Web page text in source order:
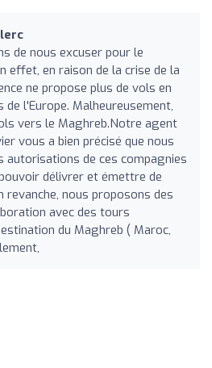
de nous excuser pour le
effet, en raison de la crise de la
ne propose plus de vols en
de l'Europe. Malheureusement,
vers le Maghreb.Notre agent
vous a bien précisé que nous
autorisations de ces compagnies
délivrer et émettre de
revanche, nous proposons des
avec des tours
du Maghreb ( Maroc,